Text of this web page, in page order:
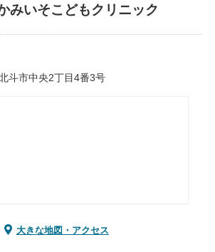
みいそこどもクリニック
斗市中央2丁目4番3号
大きな地図・アクセス